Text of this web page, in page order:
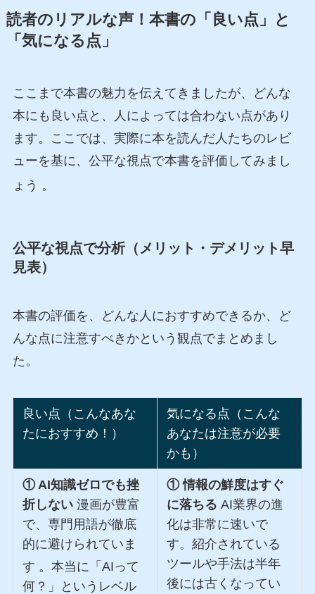
読者のリアルな声！本書の「良い点」と
「気になる点」
ここまで本書の魅力を伝えてきましたが、どんな
本にも良い点と、人によっては合わない点があり
ます。ここでは、実際に本を読んだ人たちのレビ
ューを基に、公平な視点で本書を評価してみまし
ょう 。
公平な視点で分析（メリット・デメリット早
見表）
本書の評価を、どんな人におすすめできるか、ど
んな点に注意すべきかという観点でまとめまし
た。
良い点（こんなあな
たにおすすめ！）
気になる点（こんな
あなたは注意が必要
かも）
① AI知識ゼロでも挫
折しない 漫画が豊富
で、専門用語が徹底
的に避けられていま
す 。本当に「AIって
何？」というレベル
① 情報の鮮度はすぐ
に落ちる AI業界の進
化は非常に速いで
す。紹介されている
ツールや手法は半年
後には古くなってい